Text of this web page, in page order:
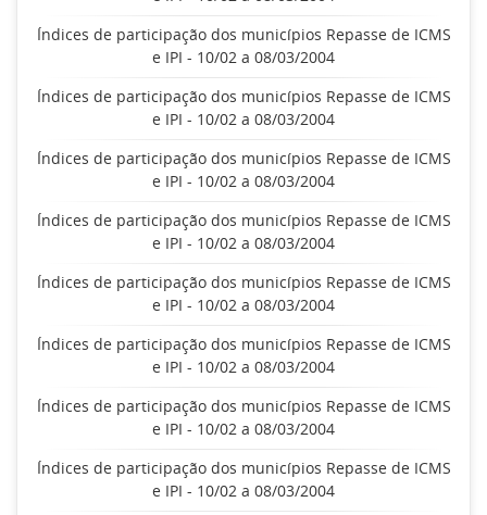
Índices de participação dos municípios Repasse de ICMS
e IPI - 10/02 a 08/03/2004
Índices de participação dos municípios Repasse de ICMS
e IPI - 10/02 a 08/03/2004
Índices de participação dos municípios Repasse de ICMS
e IPI - 10/02 a 08/03/2004
Índices de participação dos municípios Repasse de ICMS
e IPI - 10/02 a 08/03/2004
Índices de participação dos municípios Repasse de ICMS
e IPI - 10/02 a 08/03/2004
Índices de participação dos municípios Repasse de ICMS
e IPI - 10/02 a 08/03/2004
Índices de participação dos municípios Repasse de ICMS
e IPI - 10/02 a 08/03/2004
Índices de participação dos municípios Repasse de ICMS
e IPI - 10/02 a 08/03/2004